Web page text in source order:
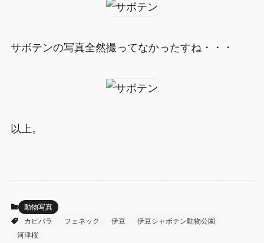
サボテンの写真全然撮ってなかったすね・・・
以上。
動物写真
カピバラ
フェネック 伊豆
伊豆シャボテン動物公園
河津桜